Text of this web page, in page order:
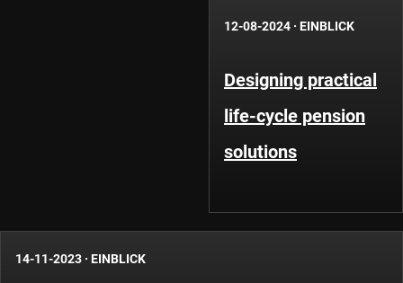
12-08-2024 · EINBLICK
Designing practical
life-cycle pension
solutions
14-11-2023 · EINBLICK